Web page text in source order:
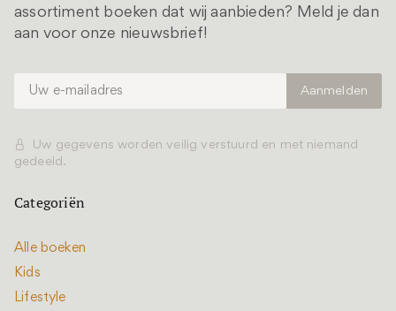
assortiment boeken dat wij aanbieden? Meld je dan
aan voor onze nieuwsbrief!
Uw gegevens worden veilig verstuurd en met niemand
gedeeld.
Categoriën
Alle boeken
Kids
Lifestyle